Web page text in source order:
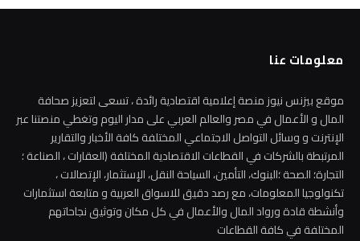
معلومات عنا
موقع بيزنس نيوز منصة إعلامية اقتصادية رائدة ، تسعى لتعزيز صحافة
المال و الأعمال في مصر والعالم العربي على مدار اليوم وتغطي منصتنا عبر
الإنترنت و وسائل التواصل الاجتماعي المختلفة كافة الأخبار والتقارير
المرتبطة بالشركات في القطاعات الاقتصادية المختلفة (العقارات ، الصناعة ؛
التجارة؛ الصحة ؛البنوك، التأمين، السياحة النقل، الإستثمار، الإتصالات ،
تكنولوجيا المعلومات، مع رصد دقيق للاسواق العربية و متابعة استثمارات
وأنشطة قادة ورواد المال والأعمال في كل مكان وتوثيق نجاحاتهم
المختلفة في كافة القطاعات